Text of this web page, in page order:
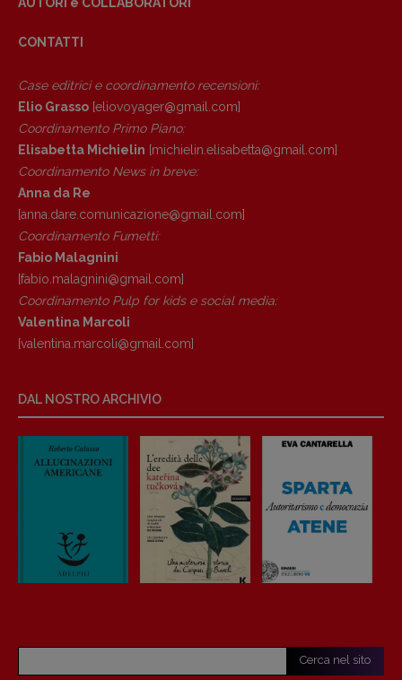
97943720157 –
CONTATTI
Case editrici e coordinamento recensioni:
Elio Grasso [eliovoyager@gmail.com]
Coordinamento Primo Piano:
Elisabetta Michielin [michielin.elisabetta@gmail.com]
Coordinamento News in breve:
Anna da Re
[anna.dare.comunicazione@gmail. com]
Coordinamento Fumetti:
Fabio Malagnini
[fabio.malagnini@gmail. com]
Coordinamento Pulp for kids e social media:
Valentina Marcoli
[valentina.marcoli@gmail. com]
DAL NOSTRO ARCHIVIO
Cerca nel sito